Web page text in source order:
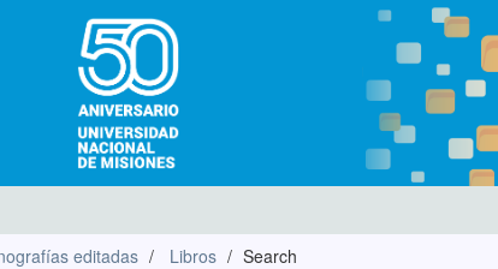
editadas Libros Search